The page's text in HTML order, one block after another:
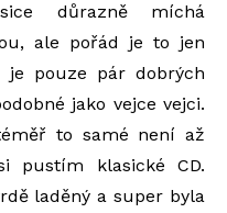
důrazně míchá
ale pořád je to jen
je pouze pár dobrých
jako vejce vejci.
to samé není až
pustím klasické CD.
laděný a super byla